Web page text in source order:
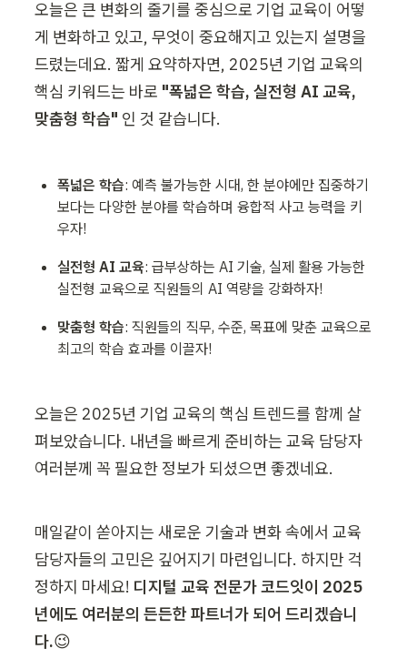
오늘은 큰 변화의 줄기를 중심으로 기업 교육이 어떻
게 변화하고 있고, 무엇이 중요해지고 있는지 설명을
드렸는데요. 짧게 요약하자면, 2025년 기업 교육의
핵심 키워드는 바로 "폭넓은 학습, 실전형 AI 교육,
맞춤형 학습" 인 것 같습니다.
폭넓은 학습: 예측 불가능한 시대, 한 분야에만 집중하기
보다는 다양한 분야를 학습하며 융합적 사고 능력을 키
우자!
실전형 AI 교육: 급부상하는 AI 기술, 실제 활용 가능한
실전형 교육으로 직원들의 AI 역량을 강화하자!
맞춤형 학습: 직원들의 직무, 수준, 목표에 맞춘 교육으로
최고의 학습 효과를 이끌자!
오늘은 2025년 기업 교육의 핵심 트렌드를 함께 살
펴보았습니다. 내년을 빠르게 준비하는 교육 담당자
여러분께 꼭 필요한 정보가 되셨으면 좋겠네요.
매일같이 쏟아지는 새로운 기술과 변화 속에서 교육
담당자들의 고민은 깊어지기 마련입니다. 하지만 걱
정하지 마세요! 디지털 교육 전문가 코드잇이 2025
년에도 여러분의 든든한 파트너가 되어 드리겠습니
다.😉